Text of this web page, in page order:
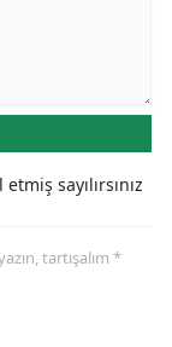
sayılırsınız
tartışalım *